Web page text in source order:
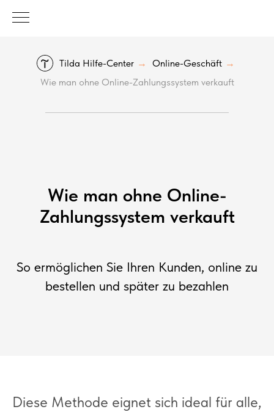
Tilda Hilfe-Center → Online-Geschäft →
Wie man ohne Online-Zahlungssystem verkauft
Wie man ohne Online-
Zahlungssystem verkauft
So ermöglichen Sie Ihren Kunden, online zu
bestellen und später zu bezahlen
Diese Methode eignet sich ideal für alle,